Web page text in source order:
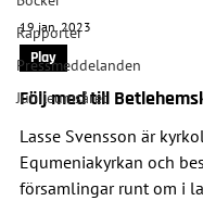
Rapporter
Pressmeddelanden
Jubileumsåret
19 jan. 2023
Play
Följ med till
Lasse Svensson är
Equmeniakyrkan och
församlingar runt om i